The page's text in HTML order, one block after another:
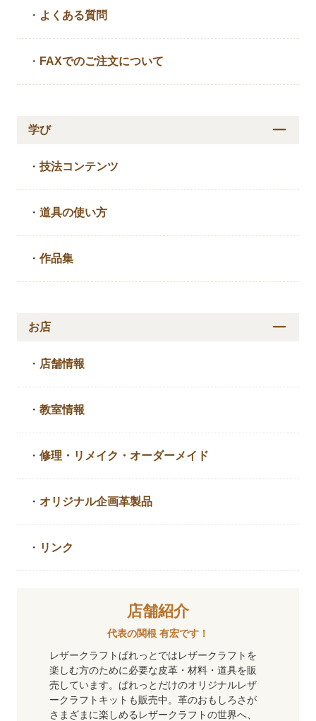
・ よくある質問
・ FAXでのご注文について
学び
・技法コンテンツ
・道具の使い方
・作品集
お店
・ 店舗情報
・教室情報
・修理・リメイク・ オーダーメイド
・ オリジナル企画革製品
・ リンク
店舗紹介
代表の関根 有宏です！
レザークラフトぱれっとではレザークラフトを
楽しむ方のために必要な皮革・材料・道具を販
売しています。ぱれっとだけのオリジナルレザ
ークラフトキットも販売中。革のおもしろさが
さまざまに楽しめるレザークラフトの世界へ、